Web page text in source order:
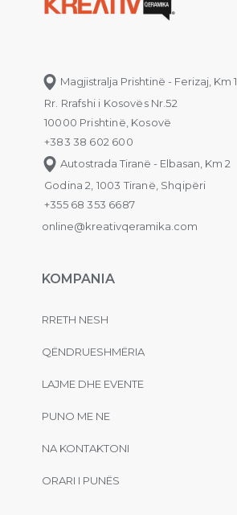
Magjistralja Prishtinë - Ferizaj, Km 1
Rr. Rrafshi i Kosovës Nr.52
10000 Prishtinë, Kosovë
+383 38 602 600
Autostrada Tiranë - Elbasan, Km 2
Godina 2, 1003 Tiranë, Shqipëri
+355 68 353 6687
online@kreativqeramika.com
KOMPANIA
RRETH NESH
QËNDRUESHMËRIA
LAJME DHE EVENTE
PUNO ME NE
NA KONTAKTONI
ORARI I PUNËS